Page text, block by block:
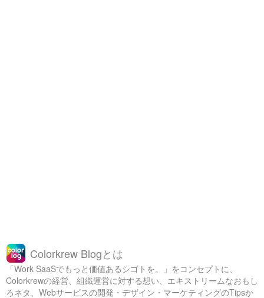
Colorkrew Blogとは
「Work SaaSでもっと価値あるシゴトを。」をコンセプトに、
Colorkrewの経営、組織運営に対する想い、エキストリームなおもし
ろネタ、Webサービスの開発・デザイン・マーケティングのTipsか